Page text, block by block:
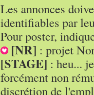
Les annonces
identifiables par
Pour poster,
[NR] : projet
[STAGE] : heu...
forcément non
discrétion de